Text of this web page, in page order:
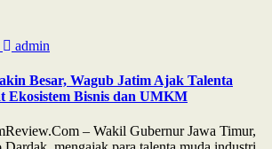
admin
Besar, Wagub Jatim Ajak Talenta
Ekosistem Bisnis dan UMKM
– Wakil Gubernur Jawa Timur,